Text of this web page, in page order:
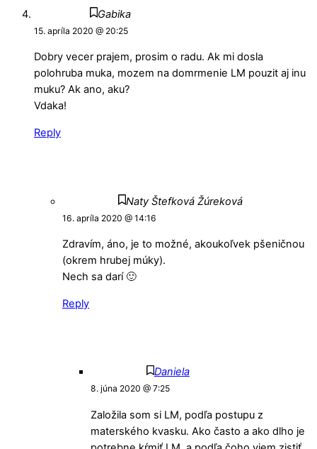
Gabika
15. apríla 2020 @ 20:25
Dobry vecer prajem, prosim o radu. Ak mi dosla
polohruba muka, mozem na domrmenie LM pouzit aj inu
muku? Ak ano, aku?
Vdaka!
Reply
Naty Štefková Žúreková
16. apríla 2020 @ 14:16
Zdravím, áno, je to možné, akoukoľvek pšeničnou
(okrem hrubej múky).
Nech sa darí 🙂
Reply
Daniela
8. júna 2020 @ 7:25
Založila som si LM, podľa postupu z
materského kvasku. Ako často a ako dlho je